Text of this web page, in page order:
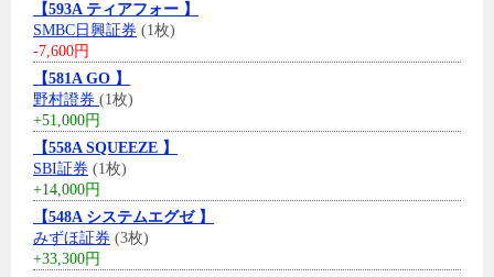
【593A ティアフォー 】
SMBC日興証券 (1枚)
-7,600円
【581A GO 】
野村證券 (1枚)
+51,000円
【558A SQUEEZE 】
SBI証券 (1枚)
+14,000円
【548A システムエグゼ 】
みずほ証券 (3枚)
+33,300円